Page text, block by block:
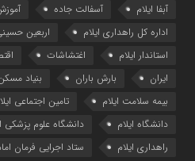
آبفا ایلام آسفالت جاده
اداره کل راهداری ایلام
اربعین
استاندار ایلام
اغتشاشات
ایران
بارش باران بنیاد
بیمه سلامت ایلام
تامین اجتماعی
دانشگاه ایلام
دانشگاه علوم پزشکی
راهداری ایلام
ستاد اجرایی فرمان